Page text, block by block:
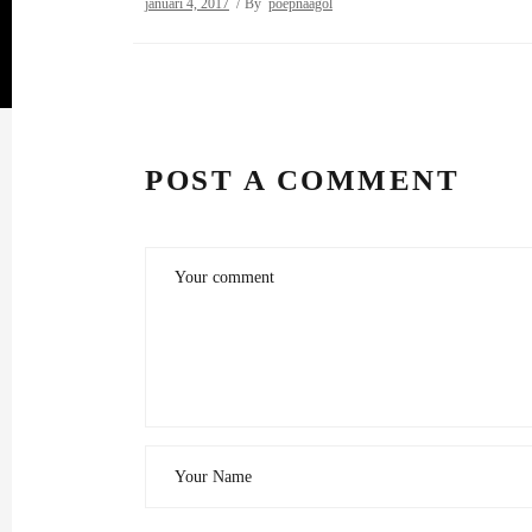
POST A COMMENT
Wil je de afbeeldingen gebruiken, vraag dit dan even